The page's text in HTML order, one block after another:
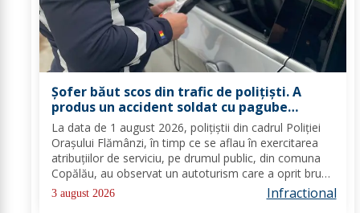
Șofer băut scos din trafic de polițiști. A
produs un accident soldat cu pagube
materiale
La data de 1 august 2026, polițiștii din cadrul Poliției
Orașului Flămânzi, în timp ce se aflau în exercitarea
atribuțiilor de serviciu, pe drumul public, din comuna
Copălău, au observat un autoturism care a oprit brusc
pe marginea părții carosabile, iar conducătorul auto a
încercat să părăsească...
3 august 2026 Infractional